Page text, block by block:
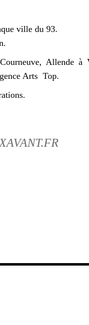
ville du 93.
Allende à
Arts Top.